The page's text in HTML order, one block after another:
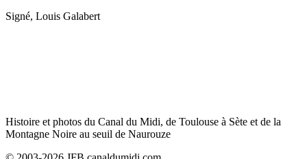
Signé, Louis Galabert
Histoire et photos du Canal du Midi, de Toulouse à Sète et de la
Montagne Noire au seuil de Naurouze